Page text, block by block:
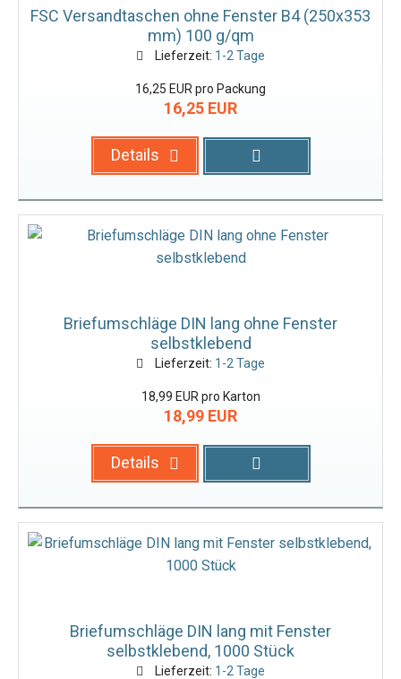
FSC Versandtaschen ohne Fenster B4 (250x353
mm) 100 g/qm
Lieferzeit: 1-2 Tage
16,25 EUR pro Packung
16,25 EUR
Details
Briefumschläge DIN lang ohne Fenster
selbstklebend
Lieferzeit: 1-2 Tage
18,99 EUR pro Karton
18,99 EUR
Details
Briefumschläge DIN lang mit Fenster
selbstklebend, 1000 Stück
Lieferzeit: 1-2 Tage